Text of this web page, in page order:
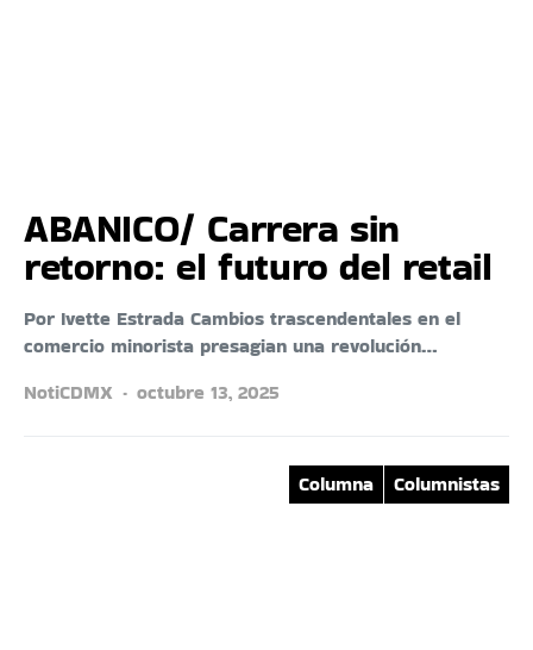
ABANICO/ Carrera sin
retorno: el futuro del retail
Por Ivette Estrada Cambios trascendentales en el
comercio minorista presagian una revolución…
NotiCDMX
octubre 13, 2025
Columna Columnistas